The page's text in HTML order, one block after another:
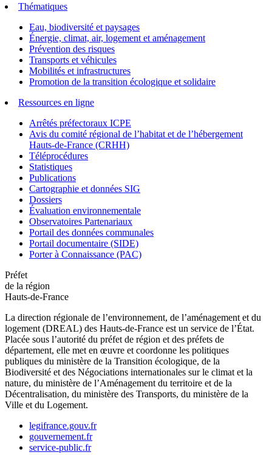
Thématiques
Eau, biodiversité et paysages
Énergie, climat, air, logement et aménagement
Prévention des risques
Transports et véhicules
Mobilités et infrastructures
Promotion de la transition écologique et solidaire
Ressources en ligne
Arrêtés préfectoraux ICPE
Avis du comité régional de l’habitat et de l’hébergement
Hauts-de-France (CRHH)
Téléprocédures
Statistiques
Publications
Cartographie et données SIG
Dossiers
Évaluation environnementale
Observatoires Partenariaux
Portail des données communales
Portail documentaire (SIDE)
Porter à Connaissance (PAC)
Préfet
de la région
Hauts-de-France
La direction régionale de l’environnement, de l’aménagement et du
logement (DREAL) des Hauts-de-France est un service de l’État.
Placée sous l’autorité du préfet de région et des préfets de
département, elle met en œuvre et coordonne les politiques
publiques du ministère de la Transition écologique, de la
Biodiversité et des Négociations internationales sur le climat et la
nature, du ministère de l’Aménagement du territoire et de la
Décentralisation, du ministère des Transports, du ministère de la
Ville et du Logement.
legifrance.gouv.fr
gouvernement.fr
service-public.fr